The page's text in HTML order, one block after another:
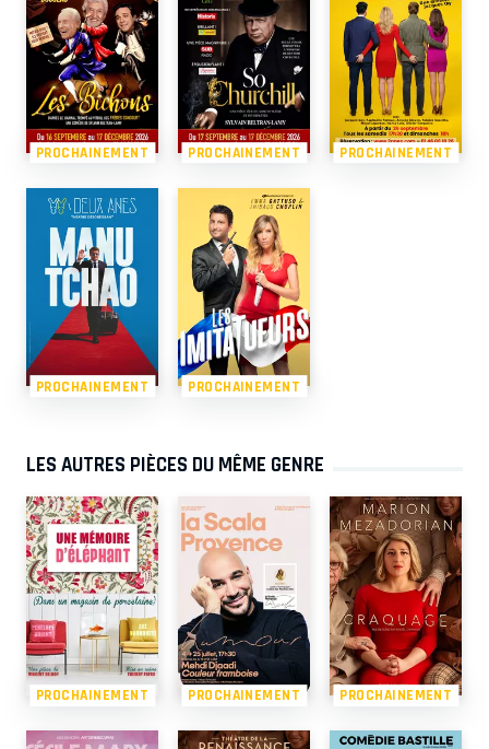
PROCHAINEMENT PROCHAINEMENT PROCHAINEMENT
PROCHAINEMENT PROCHAINEMENT
LES AUTRES PIÈCES DU MÊME GENRE
PROCHAINEMENT PROCHAINEMENT PROCHAINEMENT